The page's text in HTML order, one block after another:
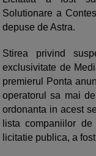
Solutionare a
depuse de Astra.
Stirea privind
exclusivitate de
premierul Ponta
operatorul sa mai
ordonanta in acest
lista companiilor
licitatie publica, a